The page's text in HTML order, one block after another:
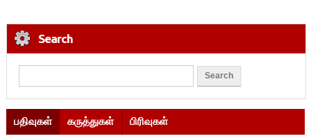
Search
பதிவுகள் கருத்துகள் பிரிவுகள்